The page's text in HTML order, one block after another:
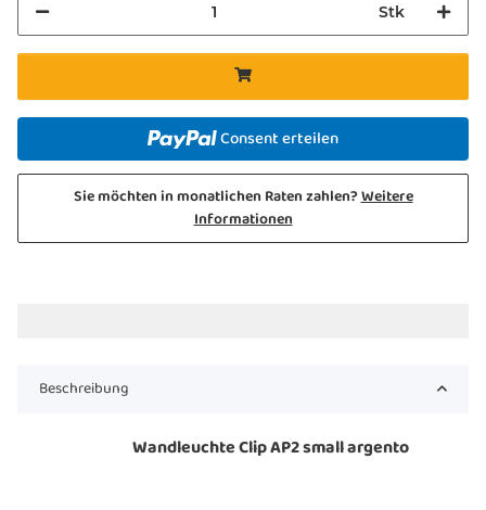
Stk
Consent erteilen
Sie möchten in monatlichen Raten zahlen?Weitere
Informationen
Beschreibung
Wandleuchte Clip AP2 small argento